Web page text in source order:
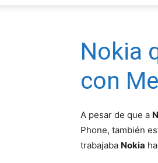
Nokia
con
A pesar de que a
Phone, también
trabajaba Nokia